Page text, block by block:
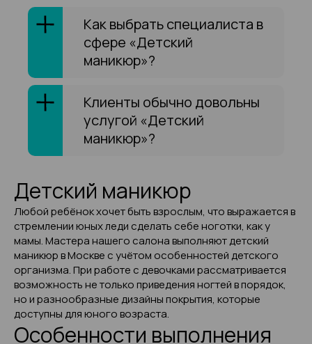
Как выбрать специалиста в
сфере «Детский
маникюр»?
Клиенты обычно довольны
услугой «Детский
маникюр»?
Детский маникюр
Любой ребёнок хочет быть взрослым, что выражается в
стремлении юных леди сделать себе ноготки, как у
мамы. Мастера нашего салона выполняют детский
маникюр в Москве с учётом особенностей детского
организма. При работе с девочками рассматривается
возможность не только приведения ногтей в порядок,
но и разнообразные дизайны покрытия, которые
доступны для юного возраста.
Особенности выполнения